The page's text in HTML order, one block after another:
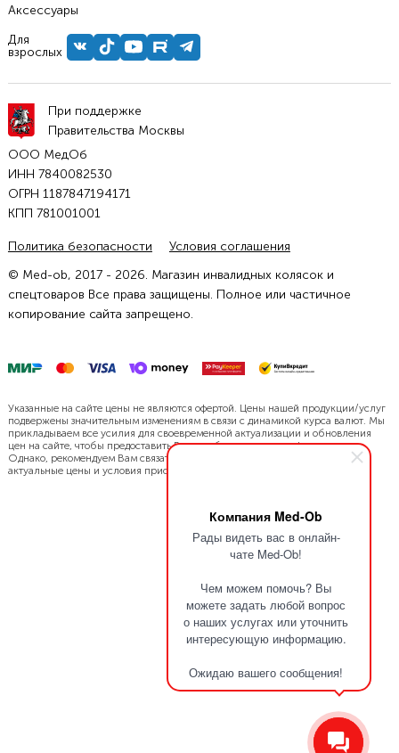
Компания Med-Ob
Рады видеть вас в онлайн-
чате Med-Ob!
Чем можем помочь? Вы
можете задать любой вопрос
о наших услугах или уточнить
интересующую информацию.
Ожидаю вашего сообщения!
Аксессуары
Для
взрослых
При поддержке
Правительства Москвы
ООО МедОб
ИНН 7840082530
ОГРН 1187847194171
КПП 781001001
Политика безопасности
Условия соглашения
© Med-ob, 2017 - 2026. Магазин инвалидных колясок и
спецтоваров Все права защищены. Полное или частичное
копирование сайта запрещено.
Указанные на сайте цены не являются офертой. Цены нашей продукции/услуг
подвержены значительным изменениям в связи с динамикой курса валют. Мы
прикладываем все усилия для своевременной актуализации и обновления
цен на сайте, чтобы предоставить Вам наиболее точную информацию.
Однако, рекомендуем Вам связаться с нами напрямую, чтобы уточнить
актуальные цены и условия приобретения.